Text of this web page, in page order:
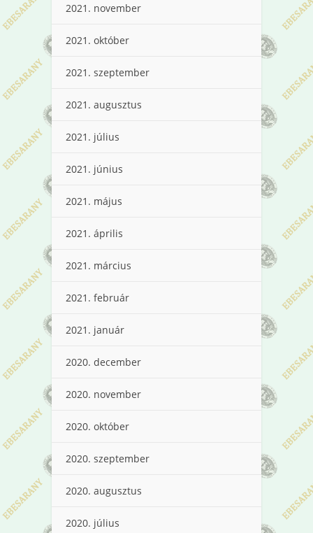
2021. november
2021. október
2021. szeptember
2021. augusztus
2021. július
2021. június
2021. május
2021. április
2021. március
2021. február
2021. január
2020. december
2020. november
2020. október
2020. szeptember
2020. augusztus
2020. július